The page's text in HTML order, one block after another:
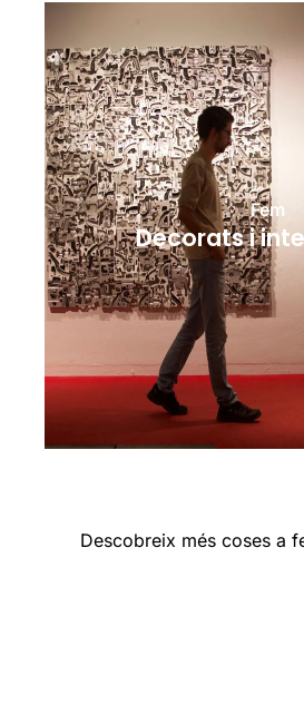
Fem
Decorats i
Descobreix més coses a